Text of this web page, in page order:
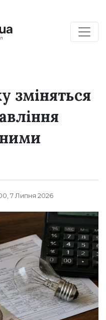
зміняться
7 Липня 2026